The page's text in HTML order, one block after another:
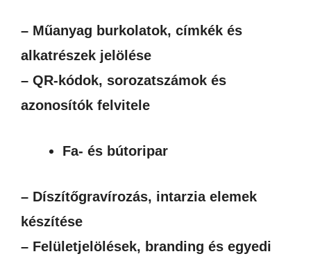
– Műanyag burkolatok, címkék és
alkatrészek jelölése
– QR-kódok, sorozatszámok és
azonosítók felvitele
Fa- és bútoripar
– Díszítőgravírozás, intarzia elemek
készítése
– Felületjelölések, branding és egyedi